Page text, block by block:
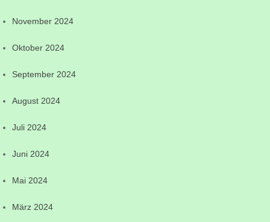
November 2024
Oktober 2024
September 2024
August 2024
Juli 2024
Juni 2024
Mai 2024
März 2024